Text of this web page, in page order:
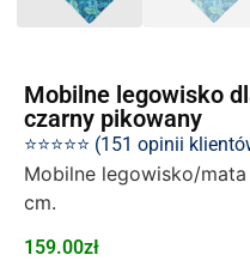
Mobilne legowisko
czarny pikowany
⭐⭐⭐⭐⭐ (151 opinii
Mobilne legowisko/
cm.
159.00zł